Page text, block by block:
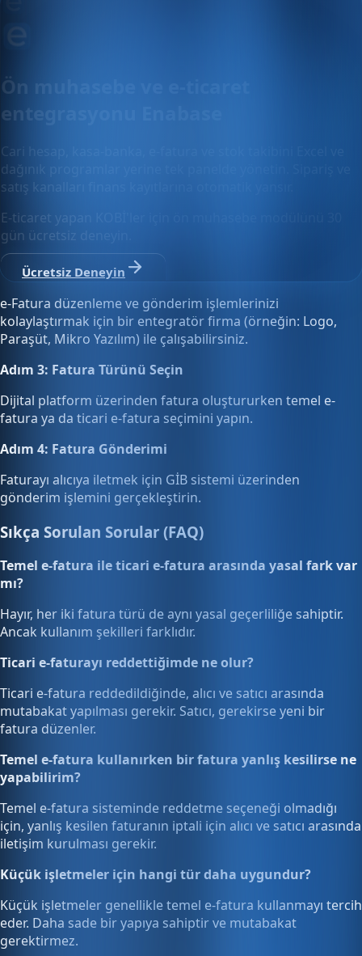
entegrasyonu Enabase
Cari hesap, kasa-banka, e-fatura ve stok takibini Excel ve
dağınık programlar yerine tek panelde yönetin. Sipariş ve
satış kanalları finans kayıtlarına otomatik yansır.
E-ticaret yapan KOBİ'ler için ön muhasebe modülünü 30
gün ücretsiz deneyin.
Ücretsiz Deneyin
e-Fatura düzenleme ve gönderim işlemlerinizi
kolaylaştırmak için bir entegratör firma (örneğin: Logo,
Paraşüt, Mikro Yazılım) ile çalışabilirsiniz.
Adım 3: Fatura Türünü Seçin
Dijital platform üzerinden fatura oluştururken temel e-
fatura ya da ticari e-fatura seçimini yapın.
Adım 4: Fatura Gönderimi
Faturayı alıcıya iletmek için GİB sistemi üzerinden
gönderim işlemini gerçekleştirin.
Sıkça Sorulan Sorular (FAQ)
Temel e-fatura ile ticari e-fatura arasında yasal fark var
mı?
Hayır, her iki fatura türü de aynı yasal geçerliliğe sahiptir.
Ancak kullanım şekilleri farklıdır.
Ticari e-faturayı reddettiğimde ne olur?
Ticari e-fatura reddedildiğinde, alıcı ve satıcı arasında
mutabakat yapılması gerekir. Satıcı, gerekirse yeni bir
fatura düzenler.
Temel e-fatura kullanırken bir fatura yanlış kesilirse ne
yapabilirim?
Temel e-fatura sisteminde reddetme seçeneği olmadığı
için, yanlış kesilen faturanın iptali için alıcı ve satıcı arasında
iletişim kurulması gerekir.
Küçük işletmeler için hangi tür daha uygundur?
Küçük işletmeler genellikle temel e-fatura kullanmayı tercih
eder. Daha sade bir yapıya sahiptir ve mutabakat
gerektirmez.